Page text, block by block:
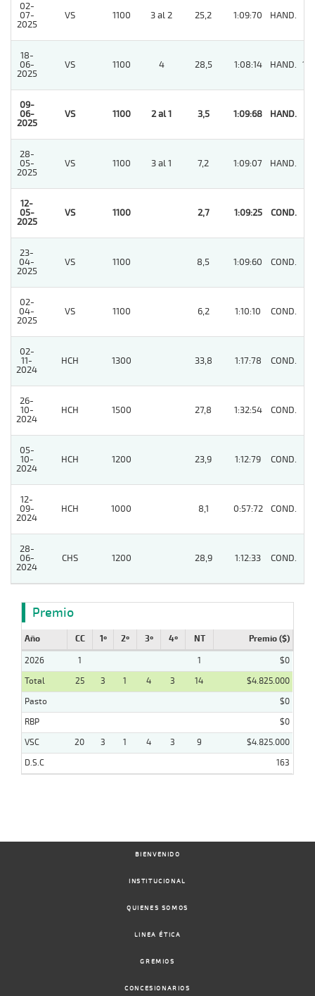
02-
07-
2025
VS 1100 3 al 2 25,2 1:09:70 HAND.
18-
06-
2025
VS 1100 4 28,5 1:08:14 HAND. 10
09-
06-
2025
VS 1100 2 al 1 3,5 1:09:68 HAND.
28-
05-
2025
VS 1100 3 al 1 7,2 1:09:07 HAND.
12-
05-
2025
VS 1100 2,7 1:09:25 COND.
23-
04-
2025
VS 1100 8,5 1:09:60 COND.
02-
04-
2025
VS 1100 6,2 1:10:10 COND.
02-
11-
2024
HCH 1300 33,8 1:17:78 COND.
26-
10-
2024
HCH 1500 27,8 1:32:54 COND.
05-
10-
2024
HCH 1200 23,9 1:12:79 COND.
12-
09-
2024
HCH 1000 8,1 0:57:72 COND.
28-
06-
2024
CHS 1200 28,9 1:12:33 COND.
Premio
Año CC 1º 2º 3º 4º NT Premio ($)
2026 1 1
$0
Total
25 3 1 4 3 14
$4.825.000
Pasto
$0
RBP
$0
VSC
20 3 1 4 3 9
$4.825.000
D.S.C
163
BIENVENIDO
INSTITUCIONAL
QUIENES SOMOS
LINEA ÉTICA
GREMIOS
CONCESIONARIOS